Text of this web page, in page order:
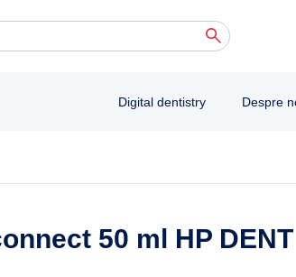
are available use up and down arrows to review and
Digital dentistry Despre
50 ml HP DENT